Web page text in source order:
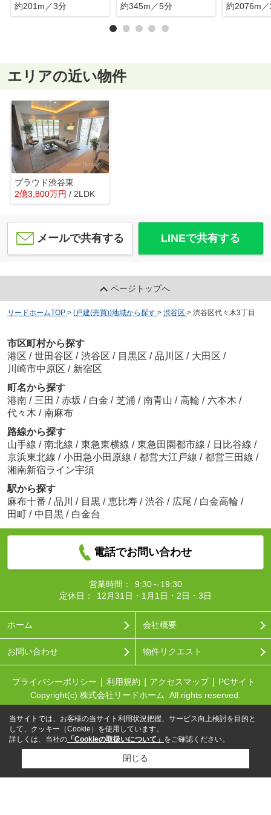
約201m／3分
約345m／5分
約2076m
エリアの近い物件
プラウド渋谷東
2億3,800万円 / 2LDK
メールで共有する LINEで共有する
ページトップへ
リードホームTOP > (戸建(売買))地域から探す > 渋谷区 > 渋谷区代々木3丁目
市区町村から探す
港区 / 世田谷区 / 渋谷区 / 目黒区 / 品川区 / 大田区 /
川崎市中原区 / 新宿区
町名から探す
港南 / 三田 / 赤坂 / 白金 / 芝浦 / 南青山 / 高輪 / 六本木 /
代々木 / 南麻布
路線から探す
山手線 / 南北線 / 東急東横線 / 東急田園都市線 / 日比谷線 /
京浜東北線 / 小田急小田原線 / 都営大江戸線 / 都営三田線 /
湘南新宿ライン宇須
駅から探す
麻布十番 / 品川 / 目黒 / 恵比寿 / 渋谷 / 広尾 / 白金高輪 /
田町 / 中目黒 / 白金台
電話でお問い合わせ
営業時間：
9:30～19:30
定休日：
12月31日・1月1日・2日・3日
ホーム 会社概要
お問い合わせ 物件リクエスト
プライバシーポリシー 利用規約 アクセスマップ
PCサイト
Copyright(c) 株式会社リードホーム All rights reserved.
当サイトでは、お客様の当サイト利用状況把握、サービス向上検討を目的と
して、クッキー（Cookie）を使用しています。
詳しくは、当社の 「Cookieの取扱いについて」 をご確認ください。
閉じる